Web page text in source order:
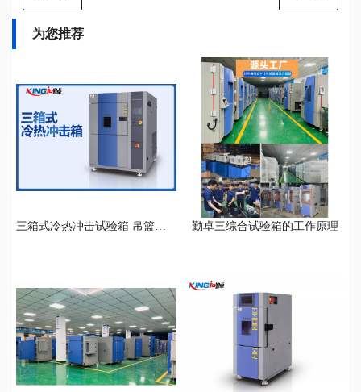
为您推荐
勤卓三综合试验箱的工作原理